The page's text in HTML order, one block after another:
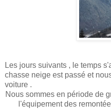
Les jours suivants , le temps
chasse neige est passé et
voiture .
Nous sommes en période de
l'équipement des